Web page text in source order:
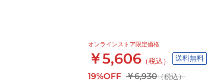
オンラインストア限定価格
￥5,606 （税込） 送料無料
19%OFF ￥6,930（税込）